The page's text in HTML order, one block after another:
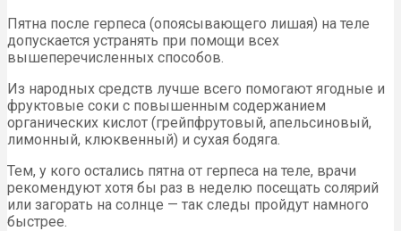
Пятна после герпеса (опоясывающего лишая) на теле
допускается устранять при помощи всех
вышеперечисленных способов.
Из народных средств лучше всего помогают ягодные и
фруктовые соки с повышенным содержанием
органических кислот (грейпфрутовый, апельсиновый,
лимонный, клюквенный) и сухая бодяга.
Тем, у кого остались пятна от герпеса на теле, врачи
рекомендуют хотя бы раз в неделю посещать солярий
или загорать на солнце — так следы пройдут намного
быстрее.